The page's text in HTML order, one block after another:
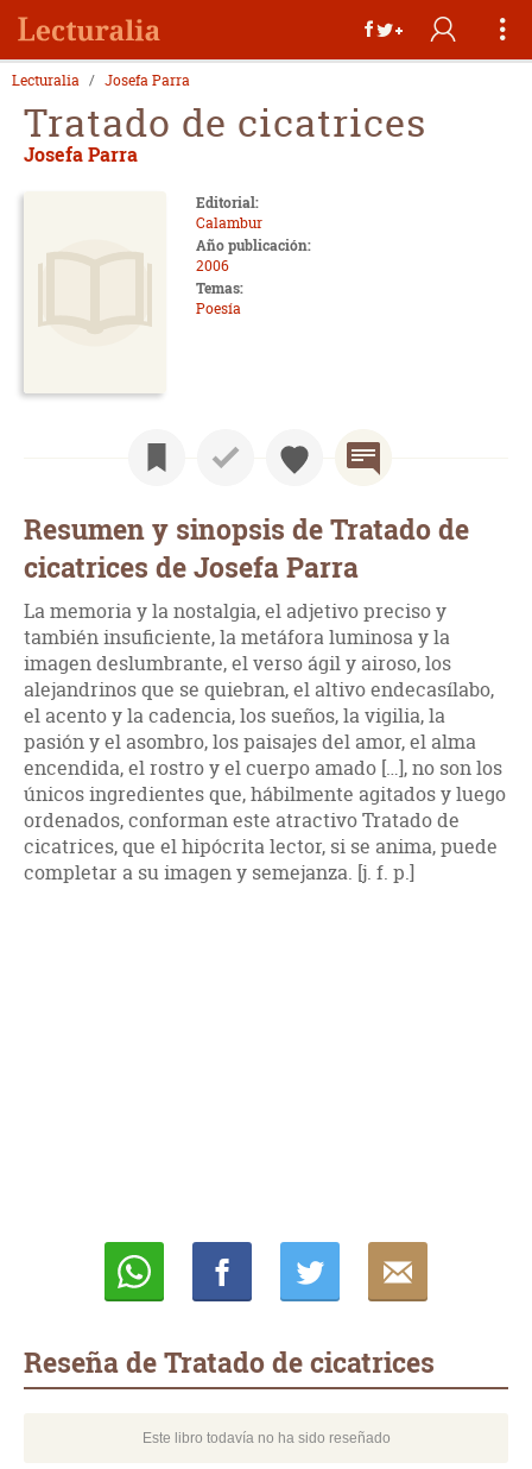
Lecturalia Josefa Parra
Tratado de cicatrices
Josefa Parra
Editorial:
Calambur
Año publicación:
2006
Temas:
Poesía
Resumen y sinopsis de Tratado de
cicatrices de Josefa Parra
La memoria y la nostalgia, el adjetivo preciso y
también insuficiente, la metáfora luminosa y la
imagen deslumbrante, el verso ágil y airoso, los
alejandrinos que se quiebran, el altivo endecasílabo,
el acento y la cadencia, los sueños, la vigilia, la
pasión y el asombro, los paisajes del amor, el alma
encendida, el rostro y el cuerpo amado […], no son los
únicos ingredientes que, hábilmente agitados y luego
ordenados, conforman este atractivo Tratado de
cicatrices, que el hipócrita lector, si se anima, puede
completar a su imagen y semejanza. [j. f. p.]
Reseña de Tratado de cicatrices
Este libro todavía no ha sido reseñado